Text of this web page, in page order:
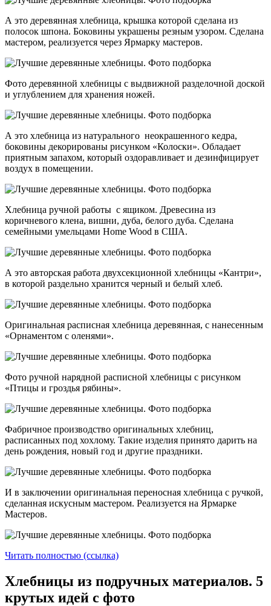
А это деревянная хлебница, крышка которой сделана из
полосок шпона. Боковины украшены резным узором. Сделана
мастером, реализуется через Ярмарку мастеров.
Фото деревянной хлебницы с выдвижной разделочной доской
и углублением для хранения ножей.
А это хлебница из натурального неокрашенного кедра,
боковины декорированы рисунком «Колоски». Обладает
приятным запахом, который оздоравливает и дезинфицирует
воздух в помещении.
Хлебница ручной работы с ящиком. Древесина из
коричневого клена, вишни, дуба, белого дуба. Сделана
семейными умельцами Home Wood в США.
А это авторская работа двухсекционной хлебницы «Кантри»,
в которой раздельно хранится черный и белый хлеб.
Оригинальная расписная хлебница деревянная, с нанесенным
«Орнаментом с оленями».
Фото ручной нарядной расписной хлебницы с рисунком
«Птицы и гроздья рябины».
Фабричное производство оригинальных хлебниц,
расписанных под хохлому. Такие изделия принято дарить на
день рождения, новый год и другие праздники.
И в заключении оригинальная переносная хлебница с ручкой,
сделанная искусным мастером. Реализуется на Ярмарке
Мастеров.
Читать полностью (ссылка)
Хлебницы из подручных материалов. 5
крутых идей с фото